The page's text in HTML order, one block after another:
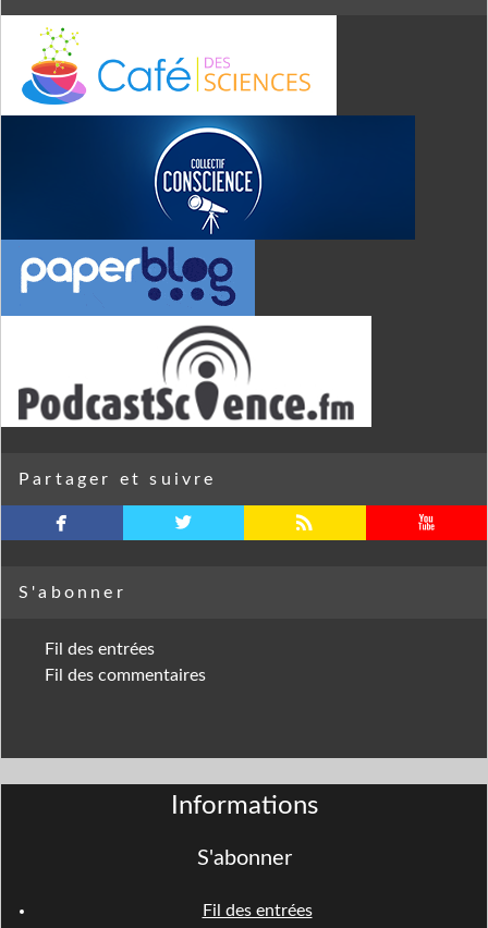
Partager et suivre
facebook twitterbird rss youtube
S'abonner
Fil des entrées
Fil des commentaires
Informations
S'abonner
Fil des entrées